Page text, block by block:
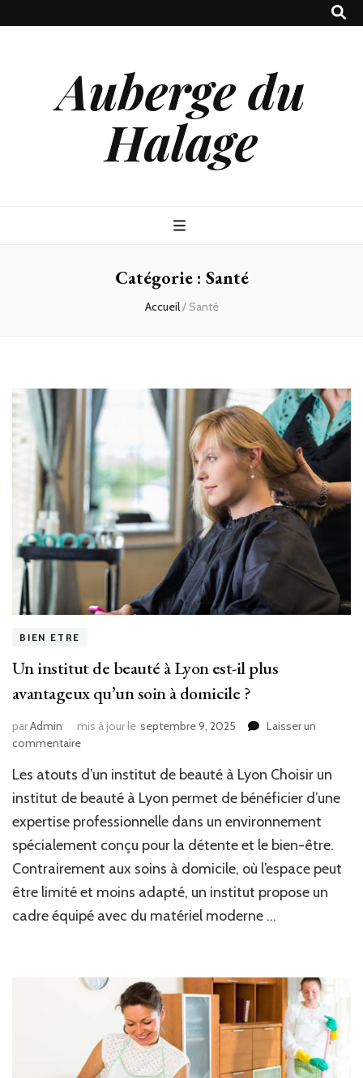
Auberge du
Halage
Catégorie : Santé
Accueil/ Santé
BIEN ETRE
Un institut de beauté à Lyon est-il plus
avantageux qu’un soin à domicile ?
parAdmin mis à jour le septembre 9, 2025
Laisser un
commentairesur
institut
de
à
Lyon
il
plus
avantageux
domicile
Les atouts d’un institut de beauté à Lyon Choisir un
institut de beauté à Lyon permet de bénéficier d’une
expertise professionnelle dans un environnement
spécialement conçu pour la détente et le bien-être.
Contrairement aux soins à domicile, où l’espace peut
être limité et moins adapté, un institut propose un
cadre équipé avec du matériel moderne …